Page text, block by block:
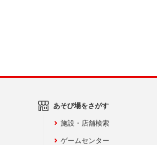
あそび場をさがす
施設・店舗検索
ゲームセンター